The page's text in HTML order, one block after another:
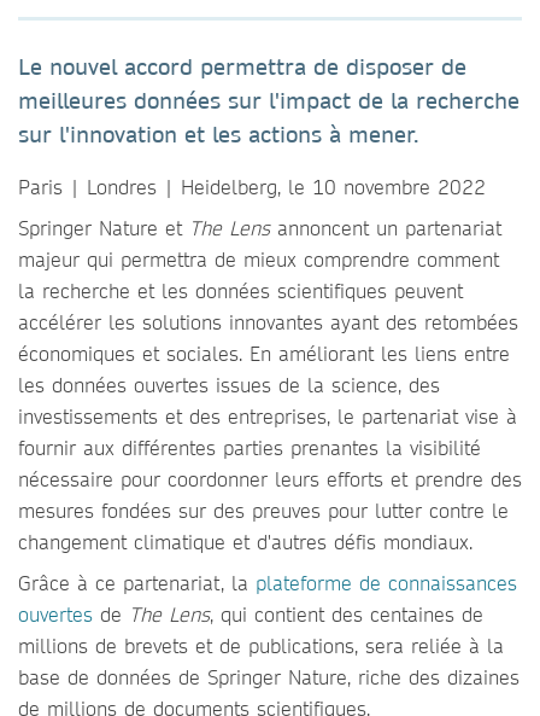
Le nouvel accord permettra de disposer de
meilleures données sur l'impact de la recherche
sur l'innovation et les actions à mener.
Paris | Londres | Heidelberg, le 10 novembre 2022
Springer Nature et The Lensannoncent un partenariat
majeur qui permettra de mieux comprendre comment
la recherche et les données scientifiques peuvent
accélérer les solutions innovantes ayant des retombées
économiques et sociales. En améliorant les liens entre
les données ouvertes issues de la science, des
investissements et des entreprises, le partenariat vise à
fournir aux différentes parties prenantes la visibilité
nécessaire pour coordonner leurs efforts et prendre des
mesures fondées sur des preuves pour lutter contre le
changement climatique et d'autres défis mondiaux.
Grâce à ce partenariat, la plateforme de connaissances
ouvertes de The Lens, qui contient des centaines de
millions de brevets et de publications, sera reliée à la
base de données de Springer Nature, riche des dizaines
de millions de documents scientifiques.